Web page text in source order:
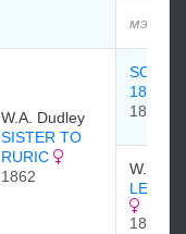
W.A. Dudley
SISTER TO
RURIC
1862
1836
1836
W.A.
1845